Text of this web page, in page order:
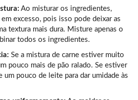
Ao misturar os ingredientes,
excesso, pois isso pode deixar as
textura mais dura. Misture apenas o
todos os ingredientes.
Se a mistura de carne estiver muito
pouco mais de pão ralado. Se estiver
um pouco de leite para dar umidade às